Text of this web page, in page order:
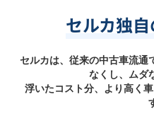
セルカ独
セルカは、従来の中古車流通
なくし、ムダ
浮いたコスト分、より高く